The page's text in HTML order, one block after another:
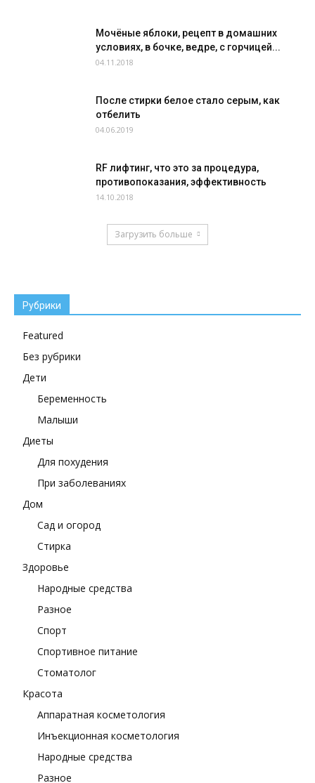
Мочёные яблоки, рецепт в домашних
условиях, в бочке, ведре, с горчицей...
04.11.2018
После стирки белое стало серым, как
отбелить
04.06.2019
RF лифтинг, что это за процедура,
противопоказания, эффективность
14.10.2018
Загрузить больше
Рубрики
Featured
Без рубрики
Дети
Беременность
Малыши
Диеты
Для похудения
При заболеваниях
Дом
Сад и огород
Стирка
Здоровье
Народные средства
Разное
Спорт
Спортивное питание
Стоматолог
Красота
Аппаратная косметология
Инъекционная косметология
Народные средства
Разное